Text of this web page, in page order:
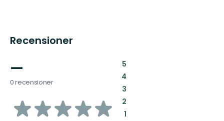
Recensioner
—
0 recensioner
av
5:
4:
3:
2:
1: